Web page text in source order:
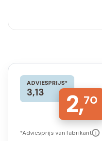
ADVIESPRIJS*
3,13 2,70
*Adviesprijs van fabrikant i